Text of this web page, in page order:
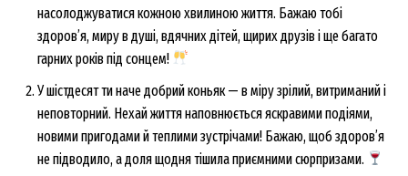
насолоджуватися кожною хвилиною життя. Бажаю тобі
здоров’я, миру в душі, вдячних дітей, щирих друзів і ще багато
гарних років під сонцем!
У шістдесят ти наче добрий коньяк — в міру зрілий, витриманий і
неповторний. Нехай життя наповнюється яскравими подіями,
новими пригодами й теплими зустрічами! Бажаю, щоб здоров’я
не підводило, а доля щодня тішила приємними сюрпризами.